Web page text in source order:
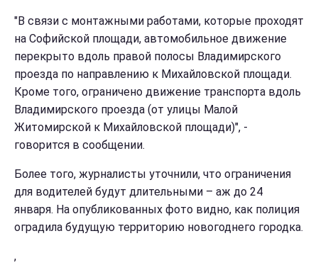
"В связи с монтажными работами, которые проходят
на Софийской площади, автомобильное движение
перекрыто вдоль правой полосы Владимирского
проезда по направлению к Михайловской площади.
Кроме того, ограничено движение транспорта вдоль
Владимирского проезда (от улицы Малой
Житомирской к Михайловской площади)", -
говорится в сообщении.
Более того, журналисты уточнили, что ограничения
для водителей будут длительными – аж до 24
января. На опубликованных фото видно, как полиция
оградила будущую территорию новогоднего городка.
,